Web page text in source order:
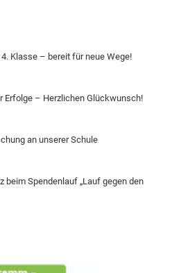
Klasse – bereit für neue Wege!
Erfolge – Herzlichen Glückwunsch!
an unserer Schule
beim Spendenlauf „Lauf gegen den